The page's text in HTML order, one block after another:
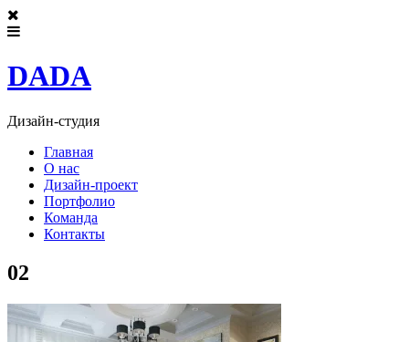
DADA
Дизайн-студия
Главная
О нас
Дизайн-проект
Портфолио
Команда
Контакты
02